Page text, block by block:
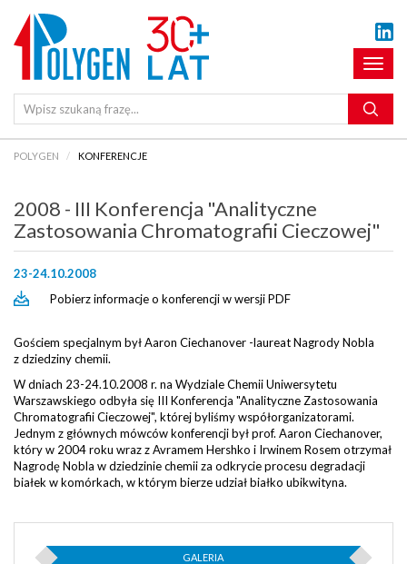
Pokaż
menu
POLYGEN KONFERENCJE
2008 - III Konferencja "Analityczne
Zastosowania Chromatografii Cieczowej"
23-24.10.2008
Pobierz informacje o konferencji w wersji PDF
Gościem specjalnym był Aaron Ciechanover -laureat Nagrody Nobla
z dziedziny chemii.
W dniach 23-24.10.2008 r. na Wydziale Chemii Uniwersytetu
Warszawskiego odbyła się III Konferencja "Analityczne Zastosowania
Chromatografii Cieczowej", której byliśmy współorganizatorami.
Jednym z głównych mówców konferencji był prof. Aaron Ciechanover,
który w 2004 roku wraz z Avramem Hershko i Irwinem Rosem otrzymał
Nagrodę Nobla w dziedzinie chemii za odkrycie procesu degradacji
białek w komórkach, w którym bierze udział białko ubikwityna.
GALERIA